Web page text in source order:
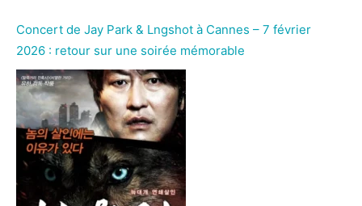
Concert de Jay Park & Lngshot à Cannes – 7 février
2026 : retour sur une soirée mémorable